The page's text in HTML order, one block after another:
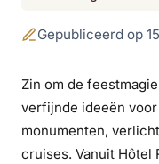
Parijs
januari?
Gepubliceerd op
Zin om de
verfijnde ideeën
monumenten,
cruises. Vanuit Hôtel